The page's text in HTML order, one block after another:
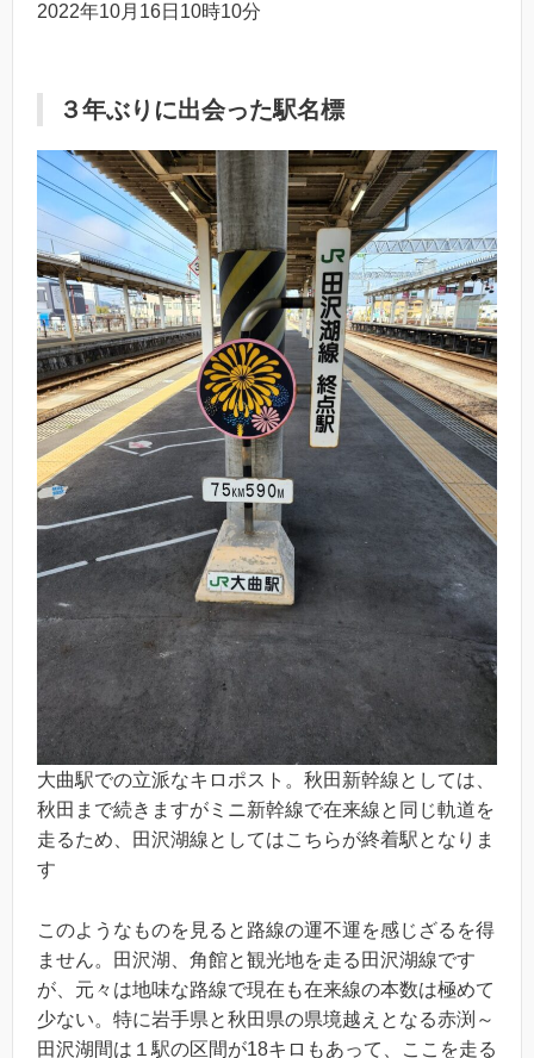
2022年10月16日10時10分
３年ぶりに出会った駅名標
大曲駅での立派なキロポスト。秋田新幹線としては、
秋田まで続きますがミニ新幹線で在来線と同じ軌道を
走るため、田沢湖線としてはこちらが終着駅となりま
す
このようなものを見ると路線の運不運を感じざるを得
ません。田沢湖、角館と観光地を走る田沢湖線です
が、元々は地味な路線で現在も在来線の本数は極めて
少ない。特に岩手県と秋田県の県境越えとなる赤渕～
田沢湖間は１駅の区間が18キロもあって、ここを走る